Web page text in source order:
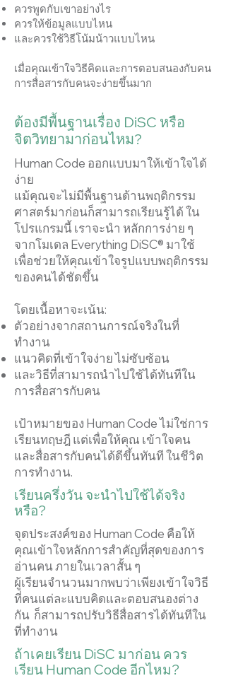
ควรพูดกับเขาอย่างไร
ควรให้ข้อมูลแบบไหน
และควรใช้วิธีโน้มน้าวแบบไหน
เมื่อคุณเข้าใจวิธีคิดและการตอบสนองกับคน
การสื่อสารกับคนจะง่ายขึ้นมาก
ต้องมีพื้นฐานเรื่อง DiSC หรือ
จิตวิทยามาก่อนไหม?
Human Code ออกแบบมาให้เข้าใจได้
ง่าย
แม้คุณจะไม่มีพื้นฐานด้านพฤติกรรม
ศาสตร์มาก่อนก็สามารถเรียนรู้ได้ใน
โปรแกรมนี้ เราจะนำ หลักการง่าย ๆ
จากโมเดล Everything DiSC® มาใช้
เพื่อช่วยให้คุณเข้าใจรูปแบบพฤติกรรม
ของคนได้ชัดขึ้น
โดยเนื้อหาจะเน้น:
ตัวอย่างจากสถานการณ์จริงในที่
ทำงาน
แนวคิดที่เข้าใจง่าย ไม่ซับซ้อน
และวิธีที่สามารถนำไปใช้ได้ทันทีใน
การสื่อสารกับคน
เป้าหมายของ Human Code ไม่ใช่การ
เรียนทฤษฎี แต่เพื่อให้คุณ เข้าใจคน
และสื่อสารกับคนได้ดีขึ้นทันที ในชีวิต
การทำงาน.
เรียนครึ่งวัน จะนำไปใช้ได้จริง
หรือ?
จุดประสงค์ของ Human Code คือให้
คุณเข้าใจหลักการสำคัญที่สุดของการ
อ่านคนภายในเวลาสั้น ๆ
ผู้เรียนจำนวนมากพบว่าเพียงเข้าใจวิธี
ที่คนแต่ละแบบคิดและตอบสนองต่าง
กัน ก็สามารถปรับวิธีสื่อสารได้ทันทีใน
ที่ทำงาน
ถ้าเคยเรียน DiSC มาก่อน ควร
เรียน Human Code อีกไหม?